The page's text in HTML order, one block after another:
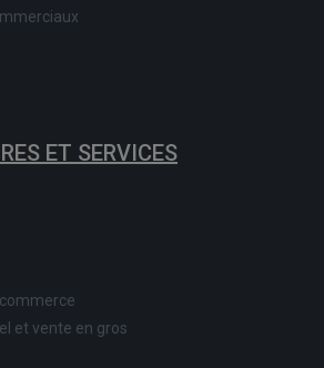
ET SERVICES
et vente en gros